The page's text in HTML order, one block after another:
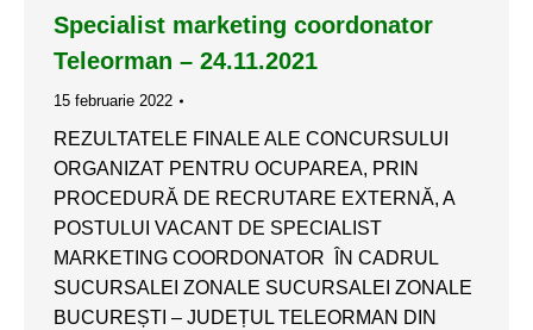
Specialist marketing coordonator
Teleorman – 24.11.2021
15 februarie 2022
REZULTATELE FINALE ALE CONCURSULUI
ORGANIZAT PENTRU OCUPAREA, PRIN
PROCEDURĂ DE RECRUTARE EXTERNĂ, A
POSTULUI VACANT DE SPECIALIST
MARKETING COORDONATOR ÎN CADRUL
SUCURSALEI ZONALE SUCURSALEI ZONALE
BUCUREȘTI – JUDEȚUL TELEORMAN DIN